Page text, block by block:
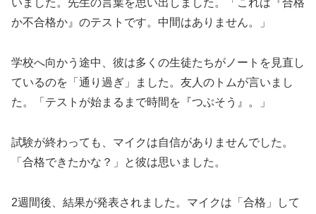
いました。先生の言葉を思い出しました。「これは『合格
か不合格か』のテストです。中間はありません。」
学校へ向かう途中、彼は多くの生徒たちがノートを見直し
ているのを「通り過ぎ」ました。友人のトムが言いまし
た。「テストが始まるまで時間を『つぶそう』。」
試験が終わっても、マイクは自信がありませんでした。
「合格できたかな？」と彼は思いました。
2週間後、結果が発表されました。マイクは「合格」して